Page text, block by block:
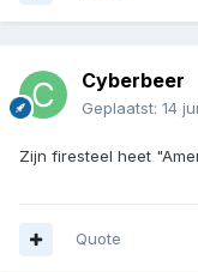
Cyberbeer
Geplaatst: 14
Zijn firesteel heet
Quote